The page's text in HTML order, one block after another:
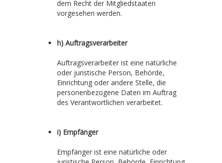
dem Recht der Mitgliedstaaten
vorgesehen werden.
h) Auftragsverarbeiter
Auftragsverarbeiter ist eine natürliche
oder juristische Person, Behörde,
Einrichtung oder andere Stelle, die
personenbezogene Daten im Auftrag
des Verantwortlichen verarbeitet.
i) Empfänger
Empfänger ist eine natürliche oder